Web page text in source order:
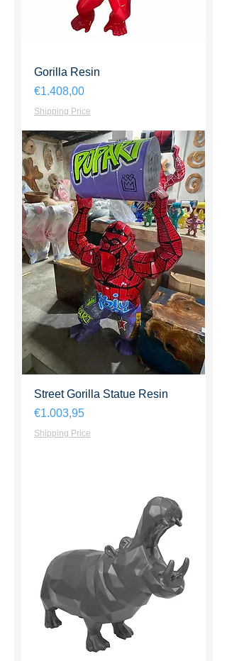
Gorilla Resin
Harga
€1.408,00
Shipping Price
Street Gorilla Statue Resin
Harga
€1.003,95
Shipping Price